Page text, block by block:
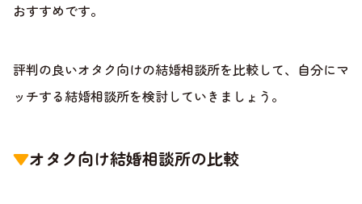
おすすめです。
評判の良いオタク向けの結婚相談所を比較して、自分にマ
ッチする結婚相談所を検討していきましょう。
▼オタク向け結婚相談所の比較